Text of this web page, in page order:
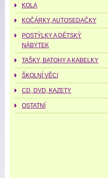
KOLA
KOČÁRKY, AUTOSEDAČKY
POSTÝLKY A DĚTSKÝ
NÁBYTEK
TAŠKY, BATOHY A KABELKY
ŠKOLNÍ VĚCI
CD, DVD, KAZETY
OSTATNÍ